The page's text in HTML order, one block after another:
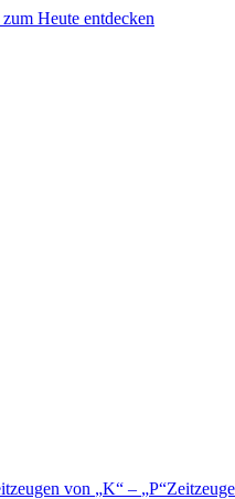
Heute entdecken
von K – P